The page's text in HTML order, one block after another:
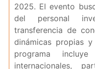
2025. El evento
del personal
transferencia de
dinámicas propias
programa
internacionales,